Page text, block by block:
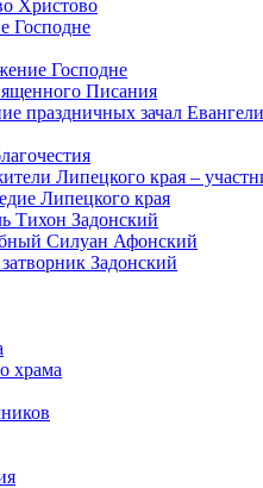
Христово
Господне
Господне
Писания
праздничных зачал
Липецкого края –
Липецкого края
Тихон Задонский
Силуан Афонский
Задонский
храма